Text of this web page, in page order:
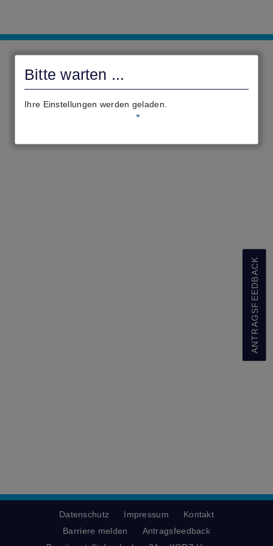
Bitte warten ...
Ihre Einstellungen werden geladen.
ANTRAGSFEEDBACK
Datenschutz Impressum
Kontakt
Barriere melden
Antragsfeedback